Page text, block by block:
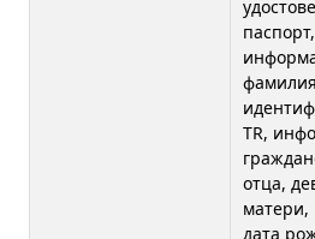
TR,
отца,
матери,
дата